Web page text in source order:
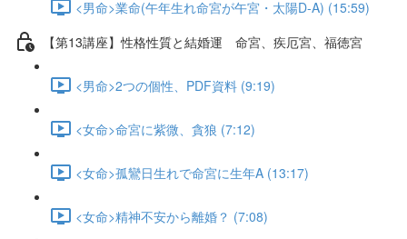
<男命>業命(午年生れ命宮が午宮・太陽D-A) (15:59)
【第13講座】性格性質と結婚運 命宮、疾厄宮、福徳宮
<男命>2つの個性、PDF資料 (9:19)
<女命>命宮に紫微、貪狼 (7:12)
<女命>孤鸞日生れで命宮に生年A (13:17)
<女命>精神不安から離婚？ (7:08)